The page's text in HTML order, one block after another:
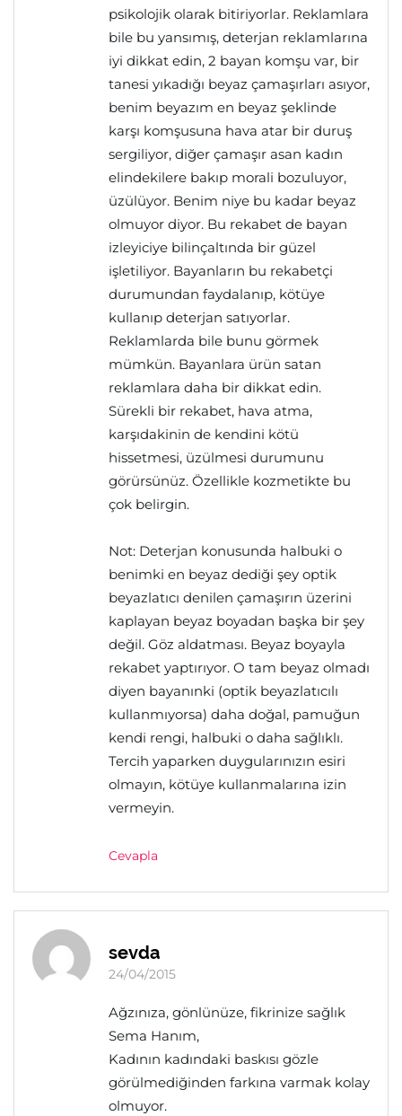
psikolojik olarak bitiriyorlar. Reklamlara
bile bu yansımış, deterjan reklamlarına
iyi dikkat edin, 2 bayan komşu var, bir
tanesi yıkadığı beyaz çamaşırları asıyor,
benim beyazım en beyaz şeklinde
karşı komşusuna hava atar bir duruş
sergiliyor, diğer çamaşır asan kadın
elindekilere bakıp morali bozuluyor,
üzülüyor. Benim niye bu kadar beyaz
olmuyor diyor. Bu rekabet de bayan
izleyiciye bilinçaltında bir güzel
işletiliyor. Bayanların bu rekabetçi
durumundan faydalanıp, kötüye
kullanıp deterjan satıyorlar.
Reklamlarda bile bunu görmek
mümkün. Bayanlara ürün satan
reklamlara daha bir dikkat edin.
Sürekli bir rekabet, hava atma,
karşıdakinin de kendini kötü
hissetmesi, üzülmesi durumunu
görürsünüz. Özellikle kozmetikte bu
çok belirgin.
Not: Deterjan konusunda halbuki o
benimki en beyaz dediği şey optik
beyazlatıcı denilen çamaşırın üzerini
kaplayan beyaz boyadan başka bir şey
değil. Göz aldatması. Beyaz boyayla
rekabet yaptırıyor. O tam beyaz olmadı
diyen bayanınki (optik beyazlatıcılı
kullanmıyorsa) daha doğal, pamuğun
kendi rengi, halbuki o daha sağlıklı.
Tercih yaparken duygularınızın esiri
olmayın, kötüye kullanmalarına izin
vermeyin.
Cevapla
sevda
24/04/2015
Ağzınıza, gönlünüze, fikrinize sağlık
Sema Hanım,
Kadının kadındaki baskısı gözle
görülmediğinden farkına varmak kolay
olmuyor.